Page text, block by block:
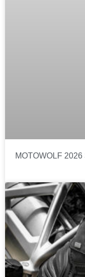
MOTOWOLF